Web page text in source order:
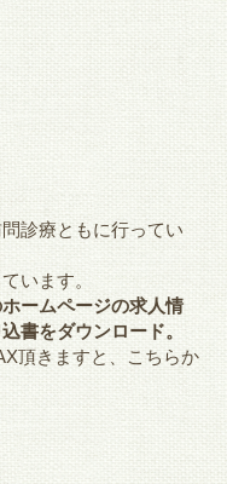
診療ともに行ってい
います。
ームページの求人情
書をダウンロード。
頂きますと、こちらか